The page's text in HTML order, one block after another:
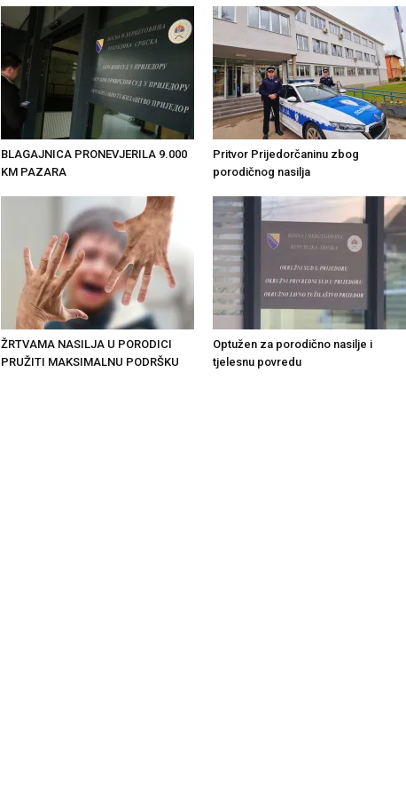
BLAGAJNICA PRONEVJERILA 9.000
KM PAZARA
Pritvor Prijedorčaninu zbog
porodičnog nasilja
ŽRTVAMA NASILJA U PORODICI
PRUŽITI MAKSIMALNU PODRŠKU
Optužen za porodično nasilje i
tjelesnu povredu